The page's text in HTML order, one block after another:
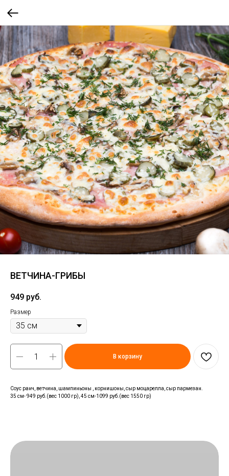
ВЕТЧИНА-ГРИБЫ
949 руб.
Размер
В корзину
Соус ранч, ветчина, шампиньоны , корнишоны, сыр моцарелла, сыр пармезан.
35 см- 949 руб.(вес 1000 гр), 45 см-1099 руб.(вес 1550 гр)